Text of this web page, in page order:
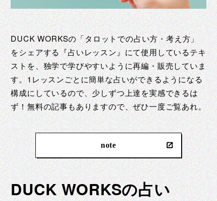
DUCK WORKSの「タロットでの占い方・考え方」
をシェアする『占いレッスン』にて使用しているテキ
ストを、独学で学びやすいように再編・販売していま
す。1レッスンごとに簡単な占いができるようになる
構成にしているので、少しずつ上達を実感できるは
ず！無料の記事もありますので、ぜひ一度ご覧あれ。
note
DUCK WORKSの占い